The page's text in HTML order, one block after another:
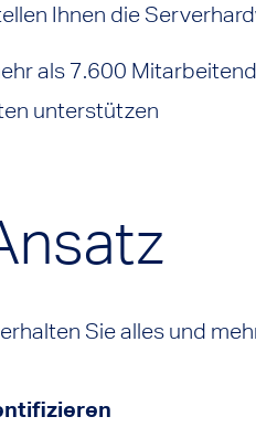
Ihnen die
als 7.600
unterstützen
erhalten Sie alles und